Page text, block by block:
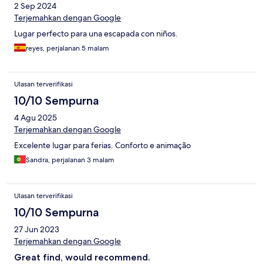
2 Sep 2024
Terjemahkan dengan Google
Lugar perfecto para una escapada con niños.
reyes, perjalanan 5 malam
Ulasan terverifikasi
10/10 Sempurna
4 Agu 2025
Terjemahkan dengan Google
Excelente lugar para ferias. Conforto e animação
Sandra, perjalanan 3 malam
Ulasan terverifikasi
10/10 Sempurna
27 Jun 2023
Terjemahkan dengan Google
Great find, would recommend.